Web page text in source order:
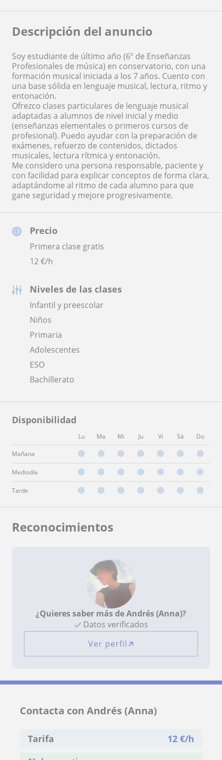
Precio
Primera clase gratis
12€/h
Niveles de las clases
Infantil y preescolar
Niños
Primaria
Adolescentes
ESO
Bachillerato
Disponibilidad
Lu Ma Mi Ju Vi Sá Do
Mañana
Mediodía
Tarde
Descripción del anuncio
Soy estudiante de último año (6º de Enseñanzas
Profesionales de música) en conservatorio, con una
formación musical iniciada a los 7 años. Cuento con
una base sólida en lenguaje musical, lectura, ritmo y
entonación.
Ofrezco clases particulares de lenguaje musical
adaptadas a alumnos de nivel inicial y medio
(enseñanzas elementales o primeros cursos de
profesional). Puedo ayudar con la preparación de
exámenes, refuerzo de contenidos, dictados
musicales, lectura rítmica y entonación.
Me considero una persona responsable, paciente y
con facilidad para explicar conceptos de forma clara,
adaptándome al ritmo de cada alumno para que
gane seguridad y mejore progresivamente.
Reconocimientos
¿Quieres saber más de Andrés (Anna)?
Datos verificados
Ver perfil
Contacta con Andrés (Anna)
Tarifa 12 €/h